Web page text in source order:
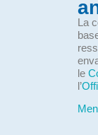
La
le
l’